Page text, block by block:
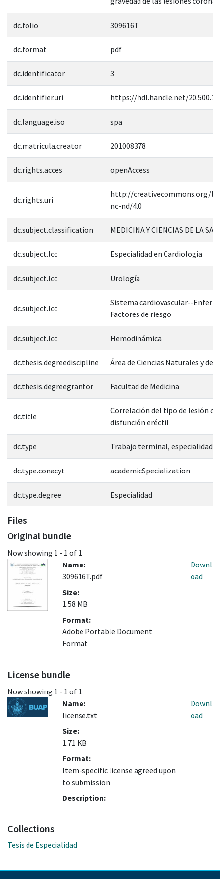
dc.folio 309616T
dc.format pdf
dc.identificator 3
dc.identifier.uri https://hdl.handle.net/
dc.language.iso spa
dc.matricula.creator 201008378
dc.rights.acces openAccess
dc.rights.uri
http://creativecommons.org/
nc-nd/4.0
dc.subject.classification MEDICINA Y CIENCIAS DE LA
dc.subject.lcc Especialidad en Cardiologia
dc.subject.lcc Urología
dc.subject.lcc
Sistema cardiovascular--
Factores de riesgo
dc.subject.lcc Hemodinámica
dc.thesis.degreediscipline Área de Ciencias Naturales y de
dc.thesis.degreegrantor Facultad de Medicina
dc.title
Correlación del tipo de lesión
disfunción eréctil
dc.type Trabajo terminal, especialidad
dc.type.conacyt academicSpecialization
dc.type.degree Especialidad
Files
Original bundle
Now showing 1 - 1 of 1
Name:
309616T.pdf
Size:
1.58 MB
Format:
Adobe Portable Document
Format
Downl
oad
License bundle
Now showing 1 - 1 of 1
Name:
license.txt
Size:
1.71 KB
Format:
Item-specific license agreed upon
to submission
Description:
Downl
oad
Collections
Tesis de Especialidad